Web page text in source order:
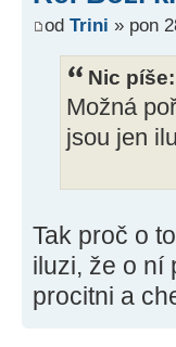
od Trini » pon
Nic píše:
Možná
jsou jen
Tak proč o
iluzi, že o ní
procitni a